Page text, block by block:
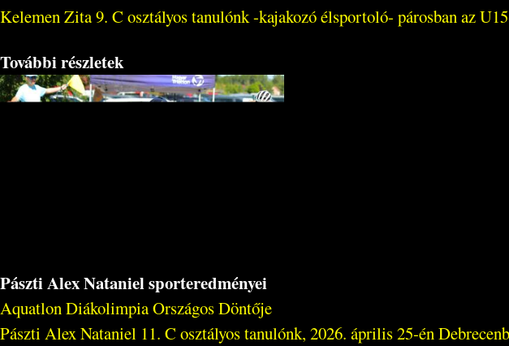
Kelemen Zita 9. C osztályos tanulónk -kajakozó élsportoló- párosban az
További részletek
Pászti Alex Nataniel sporteredményei
Aquatlon Diákolimpia Országos Döntője
Pászti Alex Nataniel 11. C osztályos tanulónk, 2026. április 25-én